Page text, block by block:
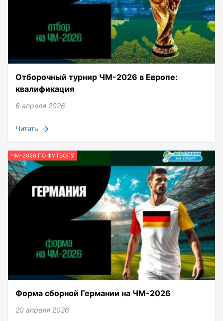
Отборочный турнир ЧМ-2026 в Европе:
квалификация
6 апреля 2026
Читать
ЧМ-2026 ПО ФУТБОЛУ
Форма сборной Германии на ЧМ-2026
20 апреля 2026